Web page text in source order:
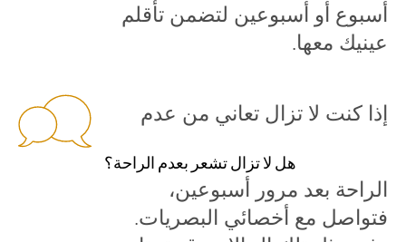
أسبوع أو أسبوعين لتضمن تأقلم
عينيك معها.
هل لا تزال تشعر بعدم الراحة؟
إذا كنت لا تزال تعاني من عدم
الراحة بعد مرور أسبوعين،
فتواصل مع أخصائي البصريات.